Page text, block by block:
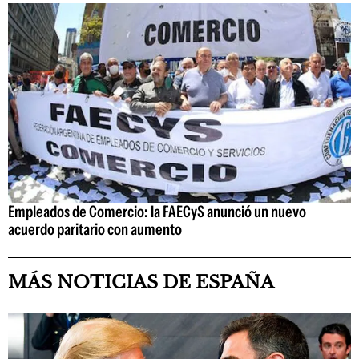
Empleados de Comercio: la FAECyS anunció un nuevo
acuerdo paritario con aumento
MÁS NOTICIAS DE ESPAÑA